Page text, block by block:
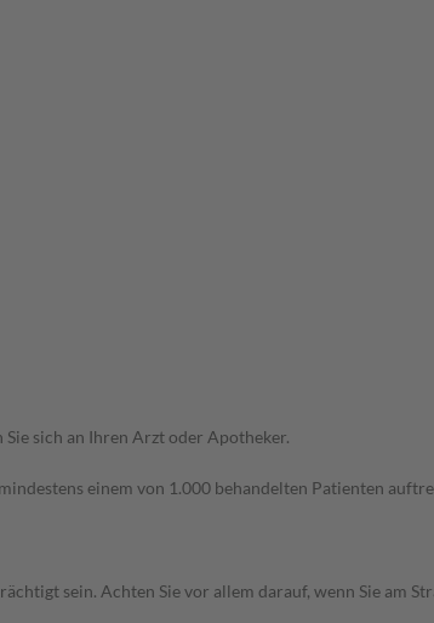
sich an Ihren Arzt oder Apotheker.
einem von 1.000 behandelten Patienten
sein. Achten Sie vor allem darauf, wenn Sie am